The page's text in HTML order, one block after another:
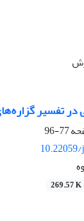
تفسیر
77-96
269.57 K